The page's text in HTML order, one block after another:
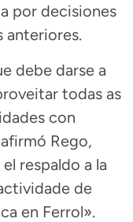
por decisiones
anteriores.
debe darse a
todas as
con
Rego,
respaldo a la
de
en Ferrol».